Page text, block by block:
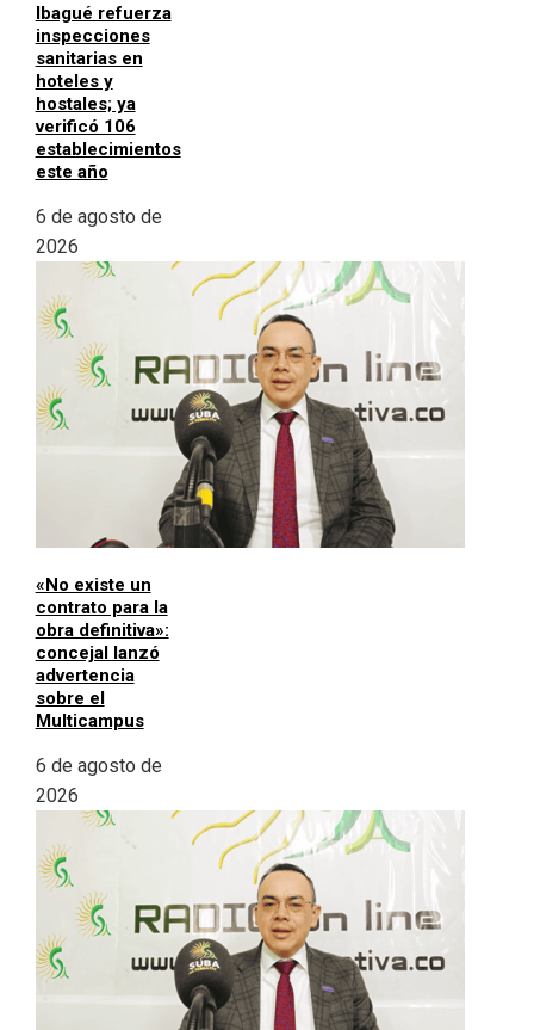
Ibagué refuerza
inspecciones
sanitarias en
hoteles y
hostales; ya
verificó 106
establecimientos
este año
6 de agosto de
2026
«No existe un
contrato para la
obra definitiva»:
concejal lanzó
advertencia
sobre el
Multicampus
6 de agosto de
2026